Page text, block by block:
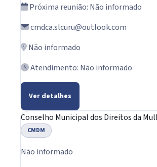
Próxima reunião: Não informado
cmdca.slcuru@outlook.com
Não informado
Atendimento: Não informado
Ver detalhes
Conselho Municipal dos Direitos da
CMDM
Não informado